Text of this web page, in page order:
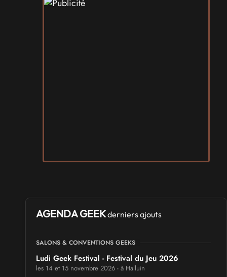
AGENDA GEEKderniers ajouts
SALONS & CONVENTIONS GEEKS
Ludi Geek Festival - Festival du Jeu 2026
les 14 et 15 novembre 2026 - à Halluin